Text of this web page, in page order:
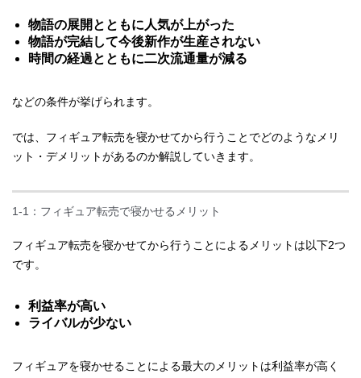
物語の展開とともに人気が上がった
物語が完結して今後新作が生産されない
時間の経過とともに二次流通量が減る
などの条件が挙げられます。
では、フィギュア転売を寝かせてから行うことでどのようなメリ
ット・デメリットがあるのか解説していきます。
1-1：フィギュア転売で寝かせるメリット
フィギュア転売を寝かせてから行うことによるメリットは以下2つ
です。
利益率が高い
ライバルが少ない
フィギュアを寝かせることによる最大のメリットは利益率が高く